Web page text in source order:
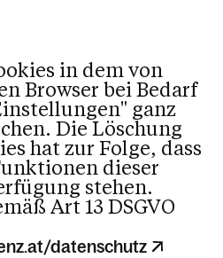
in dem von
Browser bei Bedarf
ganz
Die Löschung
hat zur Folge, dass
dieser
stehen.
Art 13 DSGVO
datenschutz